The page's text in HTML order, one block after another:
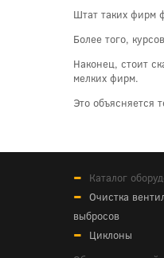
Штат таких фирм
Более того,
Наконец, стоит
мелких фирм.
Это объясняется
Каталог
Очистка
выбросов
Циклоны